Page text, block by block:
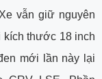
vẫn giữ nguyên
kích thước 18 inch
mới lần này lại